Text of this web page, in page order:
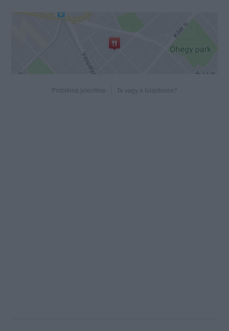
Probléma jelentése Te vagy a tulajdonos?